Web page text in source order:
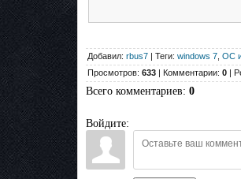
Добавил: rbus7 | Теги: windows 7 ОС
Просмотров: 633 | Комментарии: 0 |
Всего комментариев: 0
Войдите: